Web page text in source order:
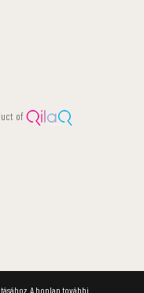
of
A honlap további